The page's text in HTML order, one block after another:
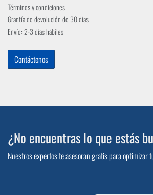
Términos y condiciones
Grantía de devolución de 30 días
Envío: 2-3 días hábiles
Contáctenos
¿No encuentras lo que estás
Nuestros expertos te asesoran gratis para optimizar